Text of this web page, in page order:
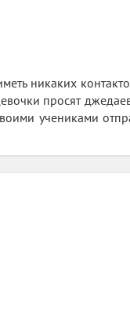
никаких
просят
учениками